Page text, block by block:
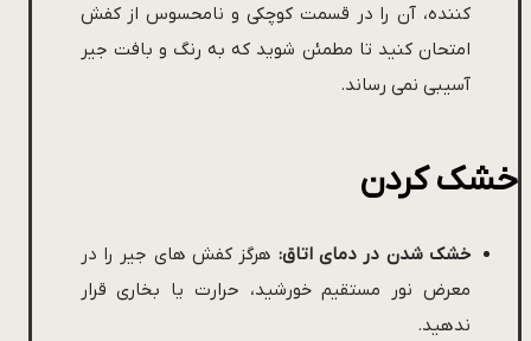
کننده، آن را در قسمت کوچکی و نامحسوس از کفش
امتحان کنید تا مطمئن شوید که به رنگ و بافت جیر
آسیبی نمی رساند.
خشک کردن
خشک شدن در دمای اتاق: هرگز کفش های جیر را در
معرض نور مستقیم خورشید، حرارت یا بخاری قرار
ندهید.